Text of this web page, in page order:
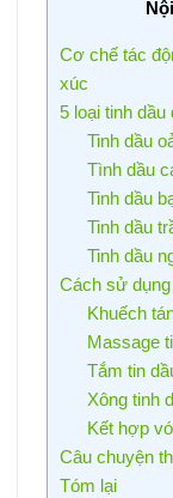
Cơ chế tác
xúc
5 loại tinh
Tinh dầu
Tình dầu
Tinh dầu
Tinh dầu
Tinh dầu
Cách sử
Khuếch
Massage
Tắm tin
Xông tinh
Kết hợp
Câu chuyện
Tóm lại